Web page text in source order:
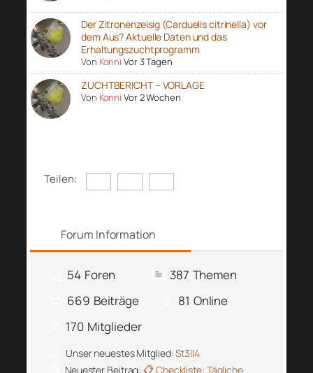
Der Zitronenzeisig (Carduelis citrinella) vor
dem Aus? Aktuelle Daten und das
Erhaltungszuchtprogramm
Von Konni Vor 3 Tagen
ZUCHTBERICHT – VORLAGE
Von Konni Vor 2 Wochen
Teilen:
Forum Information
54 Foren 387 Themen
669 Beiträge 81 Online
170 Mitglieder
Unser neuestes Mitglied:St3ll4
Neuester Beitrag:📋 Checkliste: Tägliche